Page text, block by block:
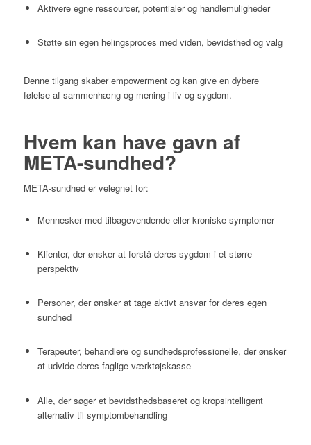
Aktivere egne ressourcer, potentialer og handlemuligheder
Støtte sin egen helingsproces med viden, bevidsthed og valg
Denne tilgang skaber empowerment og kan give en dybere
følelse af sammenhæng og mening i liv og sygdom.
Hvem kan have gavn af
META-sundhed?
META-sundhed er velegnet for:
Mennesker med tilbagevendende eller kroniske symptomer
Klienter, der ønsker at forstå deres sygdom i et større
perspektiv
Personer, der ønsker at tage aktivt ansvar for deres egen
sundhed
Terapeuter, behandlere og sundhedsprofessionelle, der ønsker
at udvide deres faglige værktøjskasse
Alle, der søger et bevidsthedsbaseret og kropsintelligent
alternativ til symptombehandling